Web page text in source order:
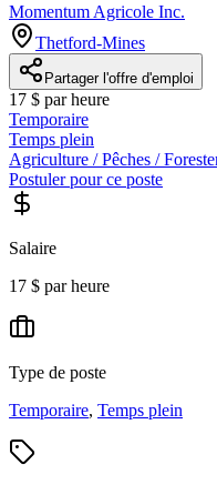
Momentum Agricole Inc.
Thetford-Mines
Partager l'offre d'emploi
17 $ par heure
Temporaire
Temps plein
Agriculture / Pêches /
Postuler pour ce poste
Salaire
17 $ par heure
Type de poste
Temporaire, Temps plein